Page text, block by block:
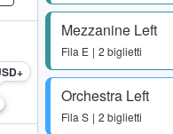
Mezzanine Left
Fila E 2 biglietti
Orchestra Left
Fila S 2 biglietti